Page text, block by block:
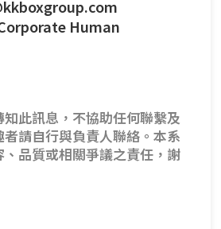
Human
此訊息，不協助任何聯繫及
請自行與負責人聯絡。本系
品質或相關爭議之責任，謝